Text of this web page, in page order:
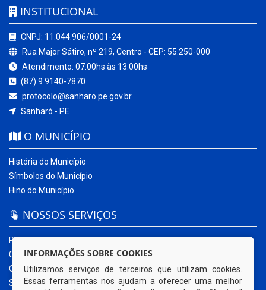
INSTITUCIONAL
CNPJ: 11.044.906/0001-24
Rua Major Sátiro, nº 219, Centro - CEP: 55.250-000
Atendimento: 07:00hs às 13:00hs
(87) 9 9140-7870
protocolo@sanharo.pe.gov.br
Sanharó - PE
O MUNICÍPIO
História do Município
Símbolos do Município
Hino do Município
NOSSOS SERVIÇOS
Portal da Transparência
Carta de Serviços ao Usuário
Ouvidoria Municipal
Sistema Eletrônico – e-SIC
INFORMAÇÕES SOBRE COOKIES
Utilizamos serviços de terceiros que utilizam cookies.
Essas ferramentas nos ajudam a oferecer uma melhor